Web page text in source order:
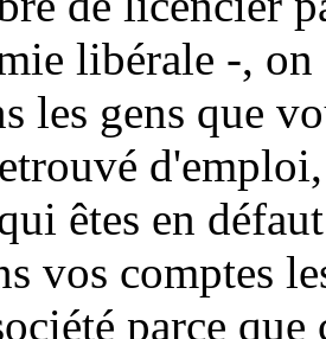
libérale -,
les gens que
êtes en
vos comptes
parce que